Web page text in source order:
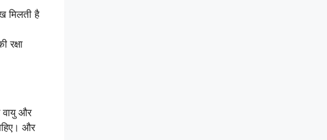
मिलती है
रक्षा
वायु और
और